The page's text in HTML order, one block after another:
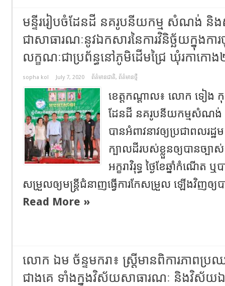
មន្ទីររៀបចំដែនដី នគរូបនីយកម្ម សំណង់ និង
ជាសាធារណៈនូវឯកសារនៃការវិនិច្ឆ័យក្នុងកា
លក្ខណៈជាប្រព័ន្ធនៅភូមិដើមជ្រៃ ឃុំរកាកោ
sopha kol July 7, 2020 ព័ត៌មានជាតិ, ព័ត៌មានថ្មី
ខេត្តកណ្តាល៖ លោក ទៀង កុស្
ដែនដី នគរូបនីយកម្មសំណង់
បានអំពាវនាវឲ្យប្រជាពលរ
ក្បាលដីរបស់ខ្លួនឲ្យបានច្
អក្ខរាវិរុទ្ធ ថ្ងៃខែឆ្នាំកំណើត
សម្រួលឲ្យមន្ត្រីជំនាញធ្វើការកែសម្រួល ឡើងវិញឲ្យប
Read More »
លោក ឯម ច័ន្ទមករា៖ ស្ត្រីមានពិការភាពប្
ជាងគេ ទាំងក្នុងវិស័យសាធារណៈ និងវិស័យ